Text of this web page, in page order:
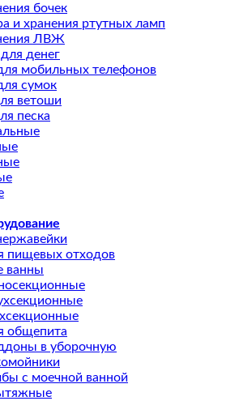
бочек
и хранения ртутных ламп
ЛВЖ
денег
мобильных телефонов
сумок
ветоши
песка
пищевых отходов
ванны
общепита
в уборочную
с моечной ванной